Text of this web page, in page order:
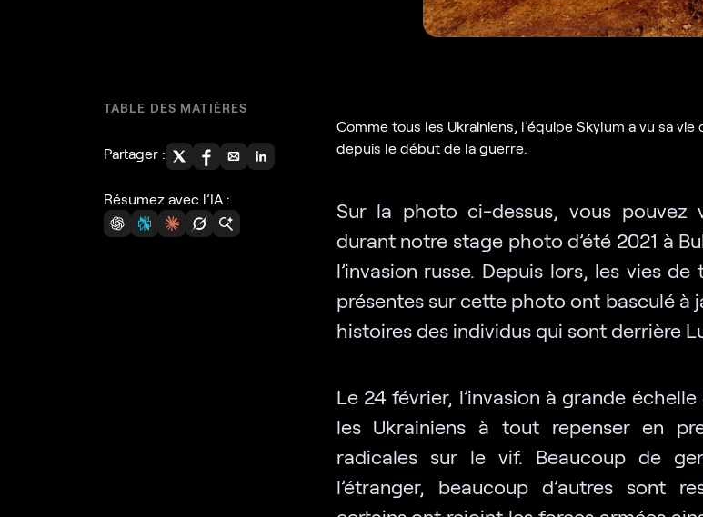
TABLE DES MATIÈRES
Partager :
Résumez avec l’IA :
Comme tous les Ukrainiens, l’équipe Skylum a vu sa
depuis le début de la guerre.
Sur la photo ci-dessus, vous pouvez
durant notre stage photo d’été 2021 à
l’invasion russe. Depuis lors, les vies
présentes sur cette photo ont basculé à
histoires des individus qui sont derrière
Le 24 février, l’invasion à grande
les Ukrainiens à tout repenser en
radicales sur le vif. Beaucoup de
l’étranger, beaucoup d’autres sont